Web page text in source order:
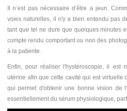
Il n’est pas nécessaire d’être a jeun.
voies naturelles, il n'y a bien entendu pas
tant que tel ne dure que quelques minutes
compte rendu comportant ou non des
à la patiente.
Enfin, pour réaliser l'hystéroscopie, il est
utérine afin que cette cavité qui est virtuelle
qui permet d'obtenir une bonne vision de
essentiellement du sérum physiologique,